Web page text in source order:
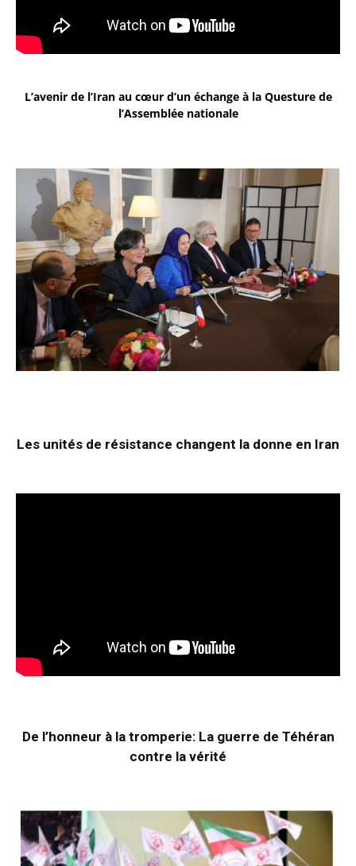
L’avenir de l’Iran au cœur d’un échange à la Questure de
l’Assemblée nationale
Les unités de résistance changent la donne en Iran
De l’honneur à la tromperie: La guerre de Téhéran
contre la vérité